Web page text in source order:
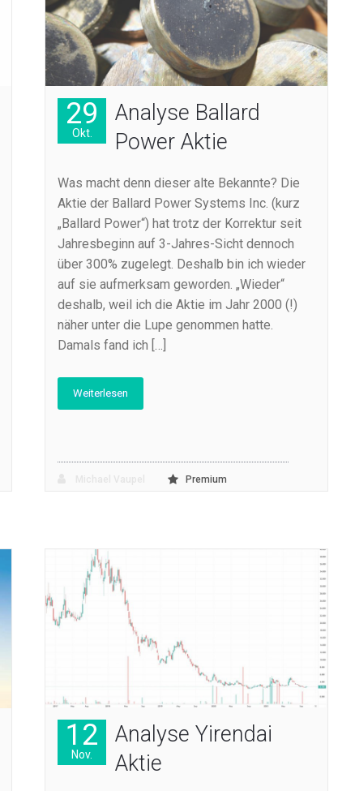
29
Okt.
Analyse Ballard
Power Aktie
Was macht denn dieser alte Bekannte? Die
Aktie der Ballard Power Systems Inc. (kurz
„Ballard Power“) hat trotz der Korrektur seit
Jahresbeginn auf 3-Jahres-Sicht dennoch
über 300% zugelegt. Deshalb bin ich wieder
auf sie aufmerksam geworden. „Wieder“
deshalb, weil ich die Aktie im Jahr 2000 (!)
näher unter die Lupe genommen hatte.
Damals fand ich […]
Weiterlesen
Premium
12
Nov.
Analyse Yirendai
Aktie